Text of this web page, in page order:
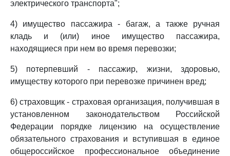
электрического транспорта";
4) имущество пассажира - багаж, а также ручная
кладь и (или) иное имущество пассажира,
находящиеся при нем во время перевозки;
5) потерпевший - пассажир, жизни, здоровью,
имуществу которого при перевозке причинен вред;
6) страховщик - страховая организация, получившая в
установленном законодательством Российской
Федерации порядке лицензию на осуществление
обязательного страхования и вступившая в единое
общероссийское профессиональное объединение